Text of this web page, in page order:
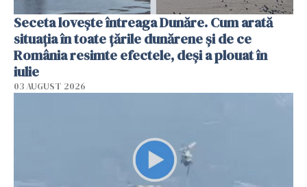
Seceta lovește întreaga Dunăre. Cum arată
situația în toate țările dunărene și de ce
România resimte efectele, deși a plouat în
iulie
03 AUGUST 2026